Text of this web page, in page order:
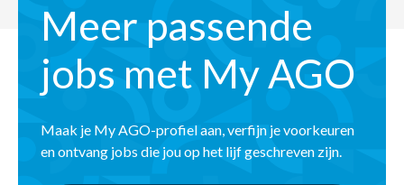
Meer passende
jobs met My AGO
Maak je My AGO-profiel aan, verfijn je voorkeuren
en ontvang jobs die jou op het lijf geschreven zijn.